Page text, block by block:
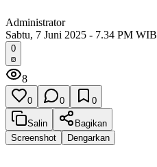
Administrator
Sabtu, 7 Juni 2025 - 7.34 PM WIB
0
8
0 0 0
Salin
Bagikan
Screenshot
Dengarkan